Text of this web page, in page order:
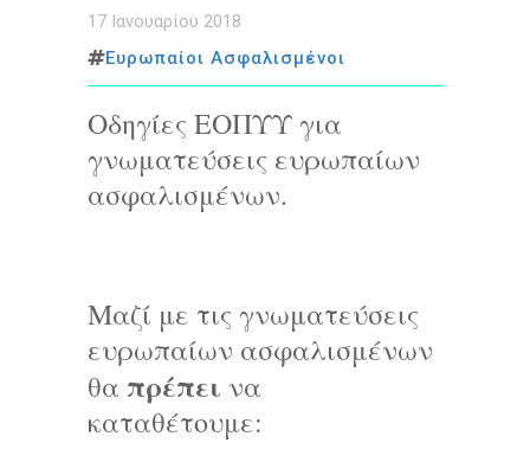
17 Ιανουαρίου 2018
Ευρωπαίοι Ασφαλισμένοι
Οδηγίες ΕΟΠΥΥ για
γνωματεύσεις ευρωπαίων
ασφαλισμένων.
Μαζί με τις γνωματεύσεις
ευρωπαίων ασφαλισμένων
θα πρέπει να
καταθέτουμε: